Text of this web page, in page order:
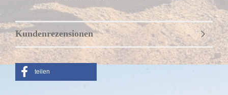
Kundenrezensionen
teilen